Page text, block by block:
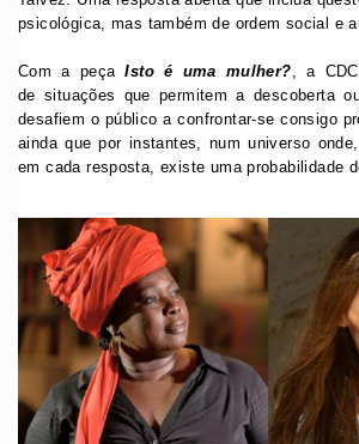
psicológica, mas também de ordem social e
Com a peçaIsto é uma mulher?, a
de situações que permitem a descoberta
desafiem o público a confrontar-se consigo
ainda que por instantes, num universo
em cada resposta, existe uma probabilidade